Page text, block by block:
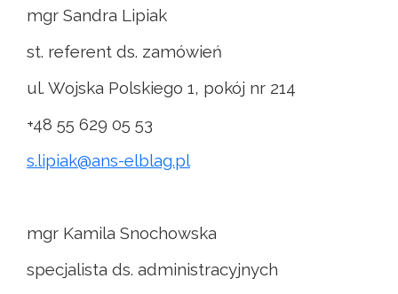
mgr Sandra Lipiak
st. referent ds. zamówień
ul. Wojska Polskiego 1, pokój nr 214
+48 55 629 05 53
s.lipiak@ans-elblag.pl
mgr Kamila Snochowska
specjalista ds. administracyjnych